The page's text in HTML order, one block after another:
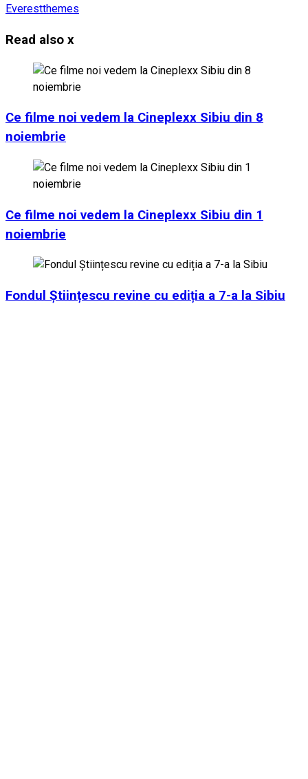
Everestthemes
Read also x
Ce filme noi vedem la Cineplexx Sibiu din 8
noiembrie
Ce filme noi vedem la Cineplexx Sibiu din 1
noiembrie
Fondul Științescu revine cu ediția a 7-a la Sibiu